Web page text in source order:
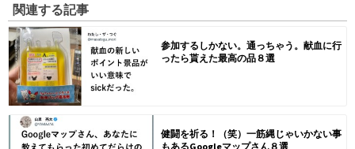
関連する記事
参加するしかない。通っちゃう。献血に行
ったら貰えた最高の品８選
健闘を祈る！（笑）一筋縄じゃいかない事
もあるGoogleマップさん８選